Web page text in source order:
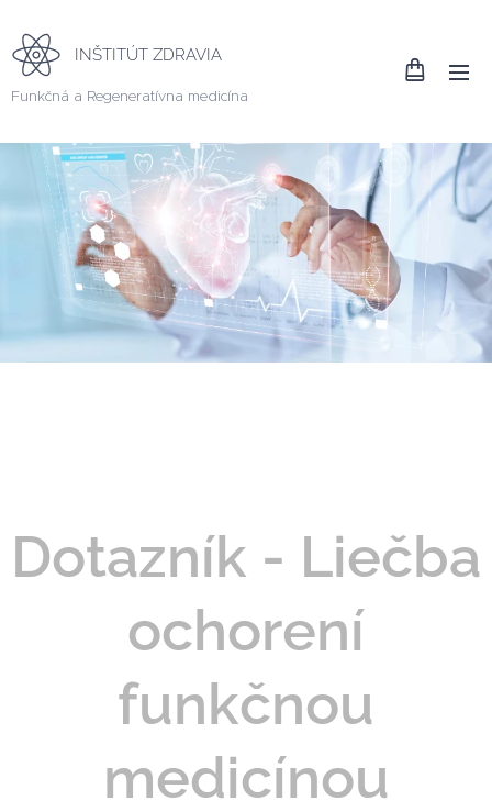
INŠTITÚT ZDRAVIA
Funkčná a Regeneratívna medicína
Dotazník - Liečba
ochorení
funkčnou
medicínou